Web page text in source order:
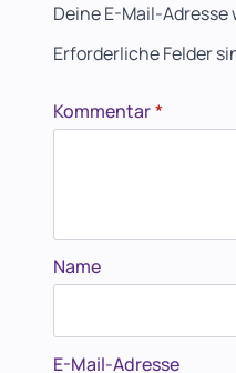
Deine E-Mail-
Erforderliche Felder
Kommentar*
Name
E-Mail-Adresse